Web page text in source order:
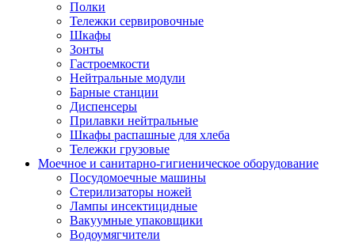
Полки
Тележки сервировочные
Шкафы
Зонты
Гастроемкости
Нейтральные модули
Барные станции
Диспенсеры
Прилавки нейтральные
Шкафы распашные для хлеба
Тележки грузовые
Моечное и санитарно-гигиеническое оборудование
Посудомоечные машины
Стерилизаторы ножей
Лампы инсектицидные
Вакуумные упаковщики
Водоумягчители